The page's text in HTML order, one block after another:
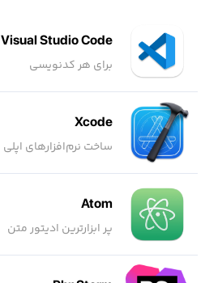
Visual Studio Code
برای هر کدنویسی
Xcode
ساخت نرم‌افزار‌های اپلی
Atom
پر ابزارترین ادیتور متن